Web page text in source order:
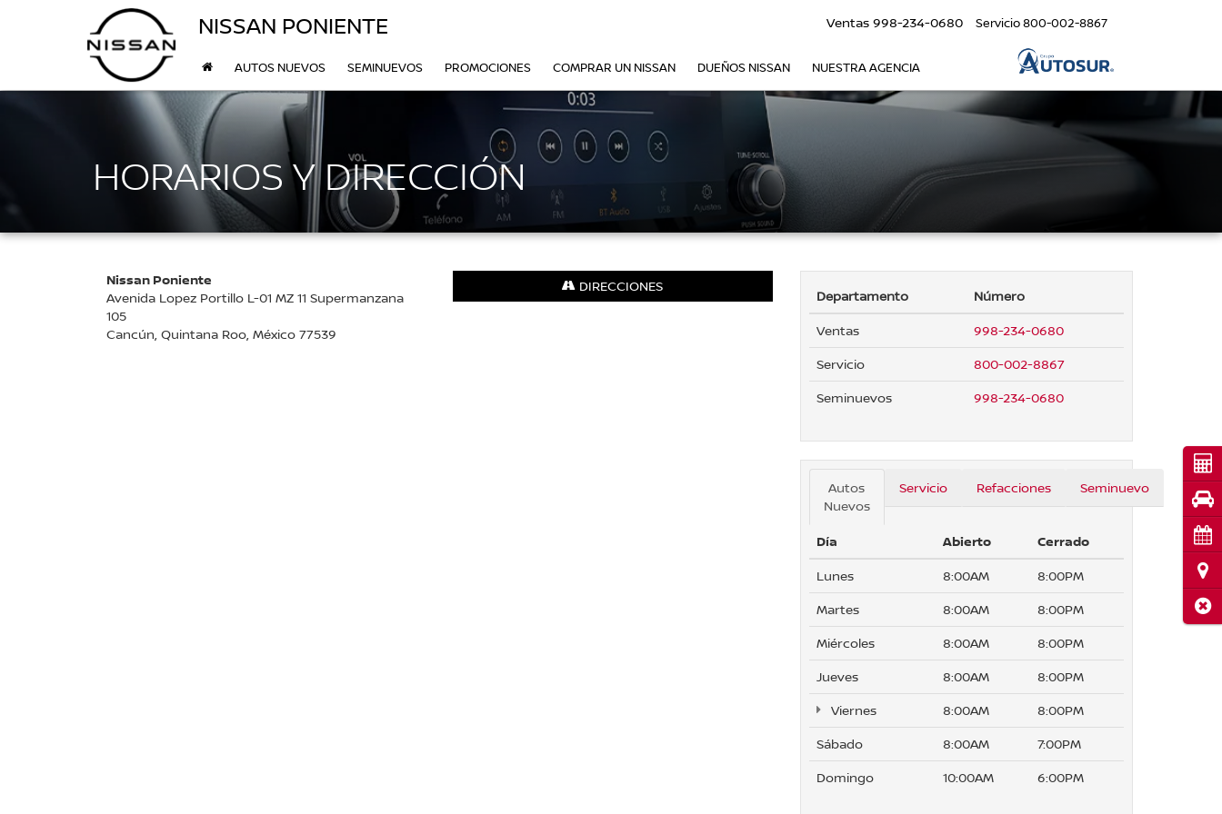
NISSAN PONIENTE Ventas 998-234-0680 Servicio800-002-8867
AUTOS NUEVOS SEMINUEVOS PROMOCIONES COMPRAR UN NISSAN DUEÑOS NISSAN NUESTRA AGENCIA
HORARIOS Y DIRECCIÓN
Nissan Poniente
Avenida Lopez Portillo L-01 MZ 11 Supermanzana
105
Cancún, Quintana Roo, México 77539
DIRECCIONES
Departamento
Número
Ventas
998-234-0680
Servicio
800-002-8867
Seminuevos
998-234-0680
Autos
Nuevos
Servicio Refacciones Seminuevo
Día Abierto
Cerrado
Lunes
8:00AM
8:00PM
Martes
8:00AM
8:00PM
Miércoles
8:00AM
8:00PM
Jueves
8:00AM
8:00PM
Viernes
8:00AM
8:00PM
Sábado
8:00AM
7:00PM
Domingo
10:00AM 6:00PM